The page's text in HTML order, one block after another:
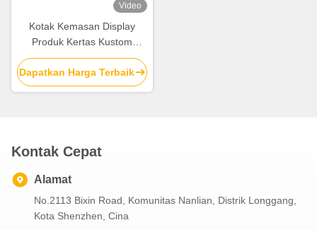
Video
Kotak Kemasan Display
Produk Kertas Kustom
Murah Dengan Pencetakan
Full Color
Dapatkan Harga Terbaik
Kontak Cepat
Alamat
No.2113 Bixin Road, Komunitas Nanlian, Distrik Longgang,
Kota Shenzhen, Cina